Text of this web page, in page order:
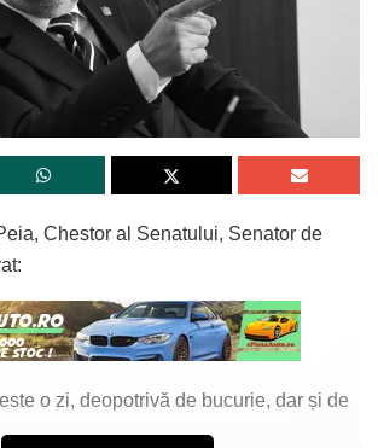
Chestor al Senatului, Senator de
o zi, deopotrivă de bucurie, dar și de